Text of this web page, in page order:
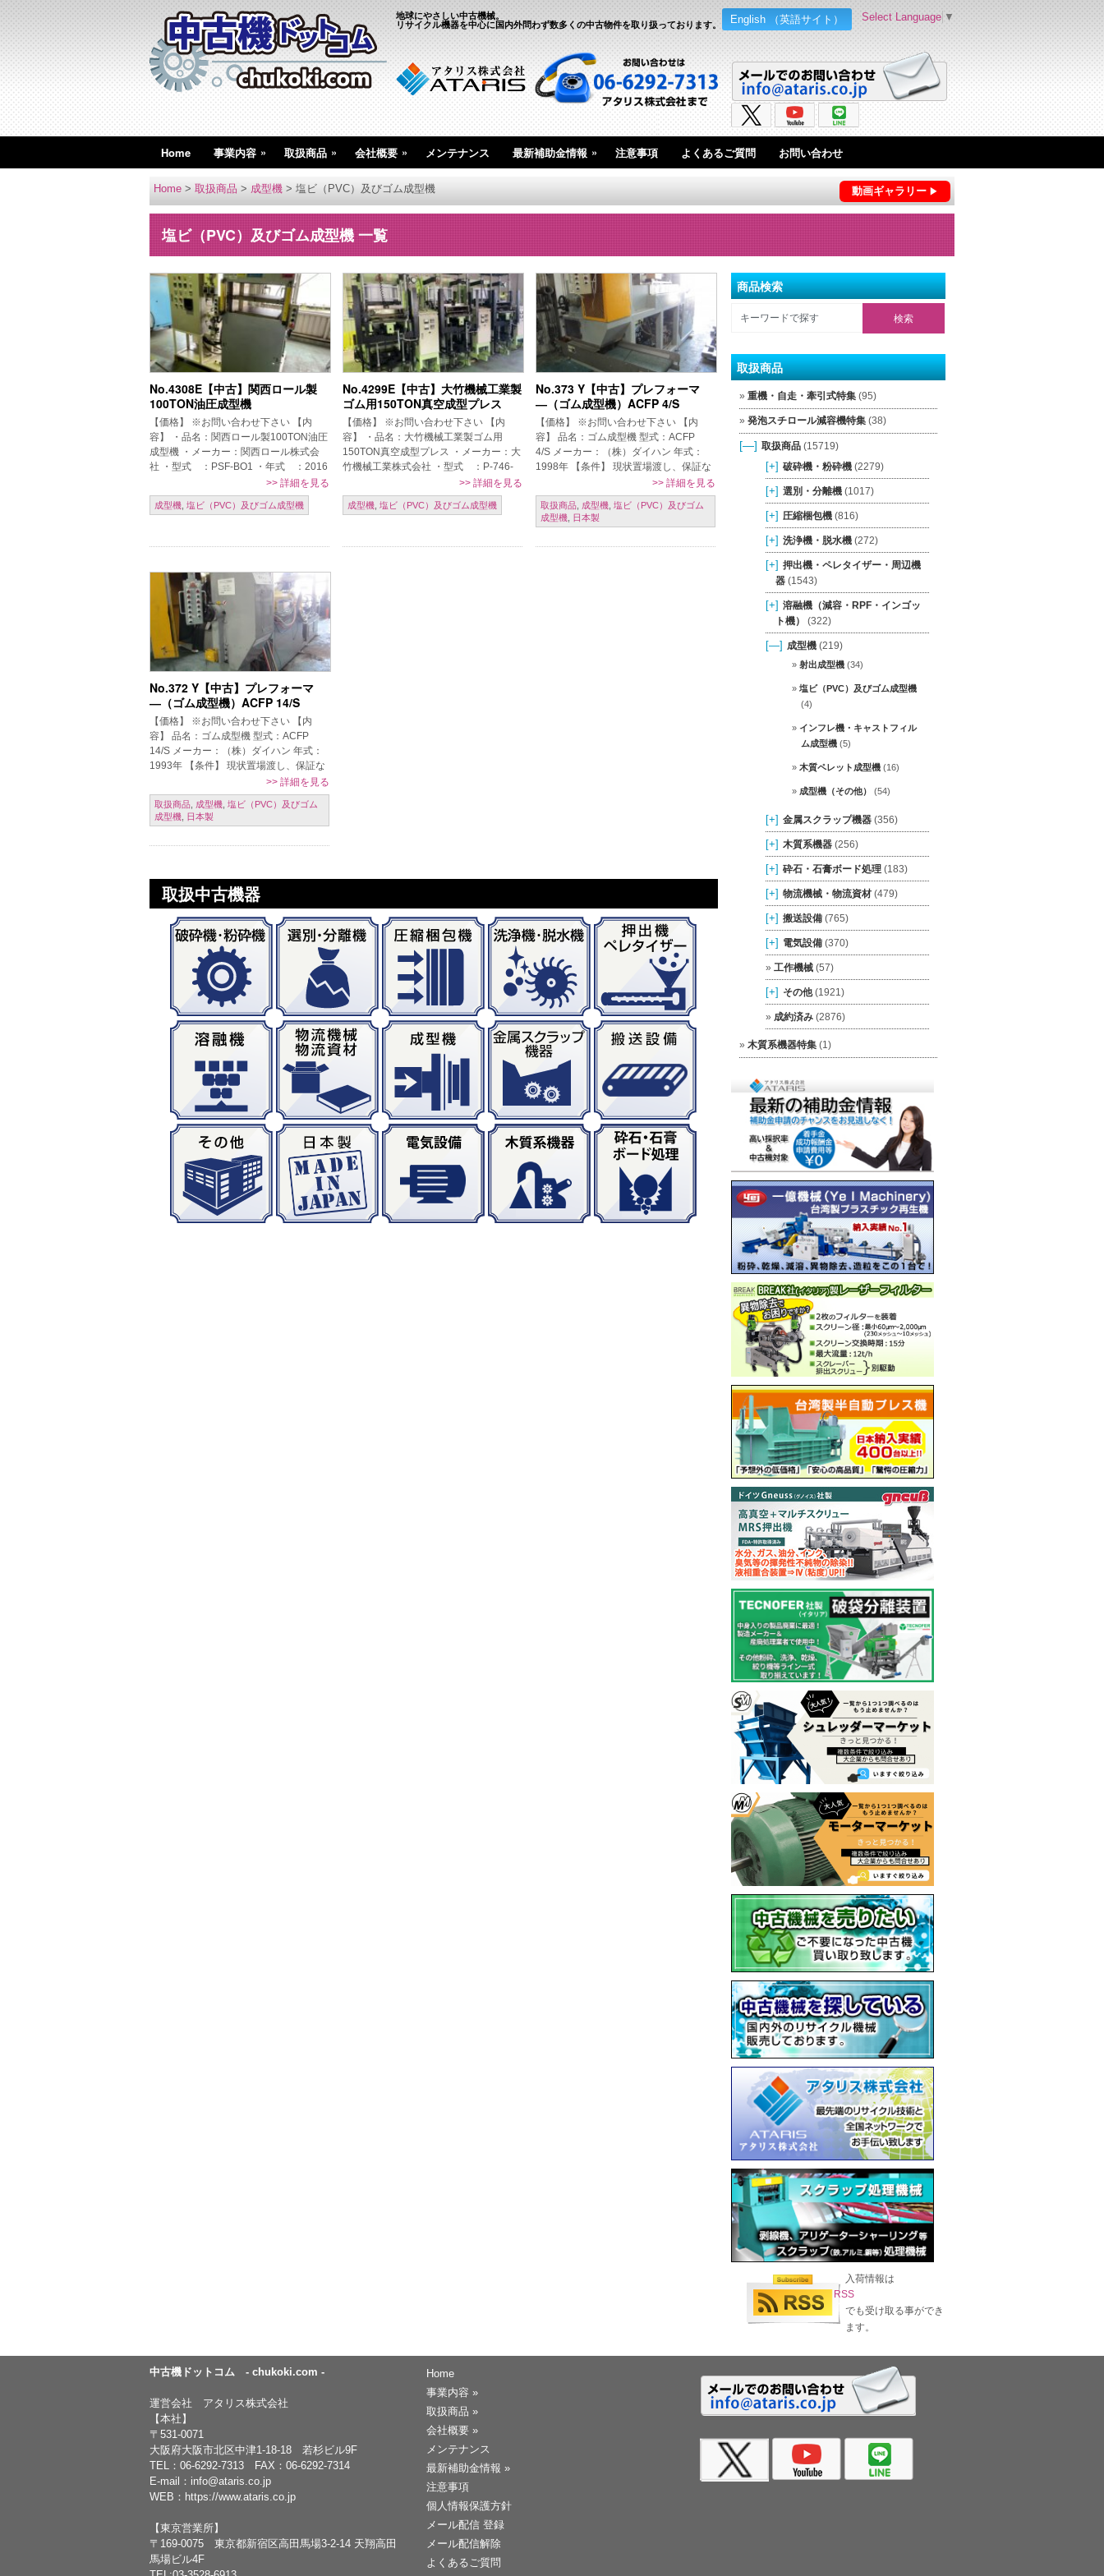
English （英語サイト）
地球にやさしい中古機械。
リサイクル機器を中心に国内外問わず数多くの中古物件を取り扱っております。
Select Language ▼
Home 事業内容 » 取扱商品 » 会社概要 » メンテナンス 最新補助金情報 » 注意事項 よくあるご質問 お問い合わせ
動画ギャラリー
Home > 取扱商品 > 成型機 > 塩ビ（PVC）及びゴム成型機
塩ビ（PVC）及びゴム成型機 一覧
No.4308E【中古】関西ロール製
100TON油圧成型機
【価格】 ※お問い合わせ下さい 【内
容】 ・品名：関西ロール製100TON油圧
成型機 ・メーカー：関西ロール株式会
社 ・型式 ：PSF-BO1 ・年式 ：2016
年 ・100TON油圧成型機 ・下部シリン
ダー ラム径：Φ […]
>> 詳細を見る
成型機, 塩ビ（PVC）及びゴム成型機
No.4299E【中古】大竹機械工業製
ゴム用150TON真空成型プレス
【価格】 ※お問い合わせ下さい 【内
容】 ・品名：大竹機械工業製ゴム用
150TON真空成型プレス ・メーカー：大
竹機械工業株式会社 ・型式 ：P-746-
2828 ・年式 ：1996年 ・3面分解真空
成型機 3台セット […]
>> 詳細を見る
成型機,塩ビ（PVC）及びゴム成型機
No.373 Y【中古】プレフォーマ
―（ゴム成型機）ACFP 4/S
【価格】 ※お問い合わせ下さい 【内
容】 品名：ゴム成型機 型式：ACFP
4/S メーカー：（株）ダイハン 年式：
1998年 【条件】 現状置場渡し、保証な
し、売り切れ御免、ご発注時一括現金振
込 【掲載日】 2016年 […]
>>詳細を見る
取扱商品, 成型機,塩ビ（PVC）及びゴム
成型機, 日本製
No.372 Y【中古】プレフォーマ
―（ゴム成型機）ACFP 14/S
【価格】 ※お問い合わせ下さい 【内
容】 品名：ゴム成型機 型式：ACFP
14/S メーカー：（株）ダイハン 年式：
1993年 【条件】 現状置場渡し、保証な
し、売り切れ御免、ご発注時一括現金振
込 【掲載日】 2016 […]
>> 詳細を見る
取扱商品, 成型機, 塩ビ（PVC）及びゴム
成型機, 日本製
取扱中古機器
商品検索
取扱商品
重機・自走・牽引式特集(95)
発泡スチロール減容機特集(38)
[—] 取扱商品(15719)
[+] 破砕機・粉砕機(2279)
[+] 選別・分離機(1017)
[+] 圧縮梱包機(816)
[+] 洗浄機・脱水機(272)
[+] 押出機・ペレタイザー・周辺機
器(1543)
[+] 溶融機（減容・RPF・インゴッ
ト機）
(322)
[—] 成型機(219)
射出成型機(34)
塩ビ（PVC）及びゴム成型機
(4)
インフレ機・キャストフィル
ム成型機(5)
木質ペレット成型機(16)
成型機（その他） (54)
[+] 金属スクラップ機器(356)
[+] 木質系機器(256)
[+] 砕石・石膏ボード処理(183)
[+] 物流機械・物流資材(479)
[+] 搬送設備(765)
[+] 電気設備(370)
工作機械(57)
[+] その他(1921)
成約済み(2876)
木質系機器特集(1)
入荷情報は
RSS
でも受け取る事ができ
ます。
中古機ドットコム - chukoki.com -
運営会社 アタリス株式会社
【本社】
〒531-0071
大阪府大阪市北区中津1-18-18 若杉ビル9F
TEL： 06-6292-7313 FAX：06-6292-7314
E-mail： info@ataris.co.jp
WEB： https://www.ataris.co.jp
【東京営業所】
〒169-0075 東京都新宿区高田馬場3-2-14 天翔高田
馬場ビル4F
Home
事業内容 »
取扱商品 »
会社概要 »
メンテナンス
最新補助金情報 »
注意事項
個人情報保護方針
メール配信 登録
メール配信解除
よくあるご質問